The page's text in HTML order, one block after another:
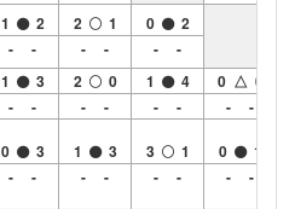
1
2
- -
2
1
- -
0
2
- -
1
3
- -
2
0
- -
1
4
- -
0 △ 0
- -
0
3
- -
1
3
- -
3
1
- -
0
1
- -